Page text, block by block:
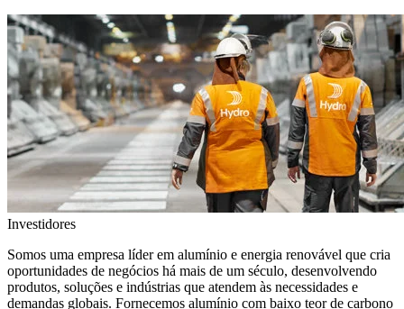
Investidores
Somos uma empresa líder em alumínio e energia renovável que cria
oportunidades de negócios há mais de um século, desenvolvendo
produtos, soluções e indústrias que atendem às necessidades e
demandas globais. Fornecemos alumínio com baixo teor de carbono